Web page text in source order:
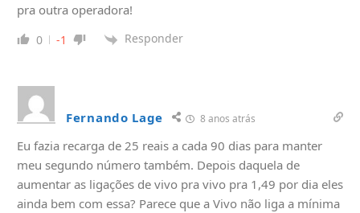
pra outra operadora!
0 -1 Responder
Fernando Lage 8 anos atrás
Eu fazia recarga de 25 reais a cada 90 dias para manter
meu segundo número também. Depois daquela de
aumentar as ligações de vivo pra vivo pra 1,49 por dia eles
ainda bem com essa? Parece que a Vivo não liga a mínima